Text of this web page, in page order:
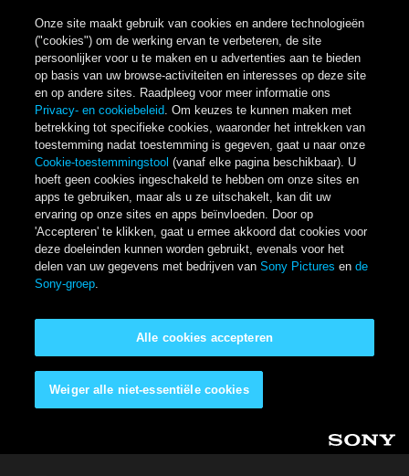
Onze site maakt gebruik van cookies en andere technologieën
("cookies") om de werking ervan te verbeteren, de site
persoonlijker voor u te maken en u advertenties aan te bieden
op basis van uw browse-activiteiten en interesses op deze site
en op andere sites. Raadpleeg voor meer informatie ons
Privacy- en cookiebeleid. Om keuzes te kunnen maken met
betrekking tot specifieke cookies, waaronder het intrekken van
toestemming nadat toestemming is gegeven, gaat u naar onze
Cookie-toestemmingstool (vanaf elke pagina beschikbaar). U
hoeft geen cookies ingeschakeld te hebben om onze sites en
apps te gebruiken, maar als u ze uitschakelt, kan dit uw
ervaring op onze sites en apps beïnvloeden. Door op
'Accepteren' te klikken, gaat u ermee akkoord dat cookies voor
deze doeleinden kunnen worden gebruikt, evenals voor het
delen van uw gegevens met bedrijven vanSony Pictures ende
Sony-groep.
Weiger alle niet-essentiële cookies
Alle cookies accepteren